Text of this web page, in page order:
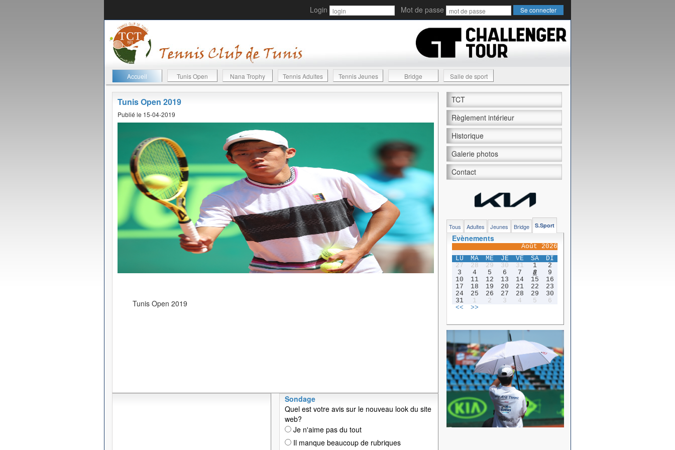
Login Mot de passe
Accueil Tunis Open Nana Trophy Tennis Adultes Tennis Jeunes Bridge Salle de sport
Tunis Open 2019
Publié le 15-04-2019
Tunis Open 2019
Sondage
Quel est votre avis sur le nouveau look du site
web?
Je n'aime pas du tout
Il manque beaucoup de rubriques
TCT
Règlement intérieur
Historique
Galerie photos
Contact
Tous Adultes Jeunes Bridge S.Sport
Evènements
Août 2026
LU
MA ME JE VE SA
DI
27
28 29 30 31 1
2
3
4 5 6 7 8
9
10
11 12 13 14 15
16
17
18 19 20 21 22
23
24
25 26 27 28 29
30
31
1 2 3 4 5
6
<<
>>